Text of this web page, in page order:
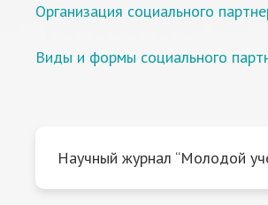
Организация социального
Виды и формы социального
Научный журнал “Молодой